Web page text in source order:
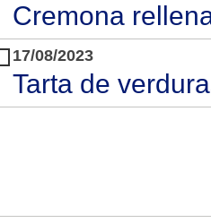
Cremona
17/08/2023
Tarta de